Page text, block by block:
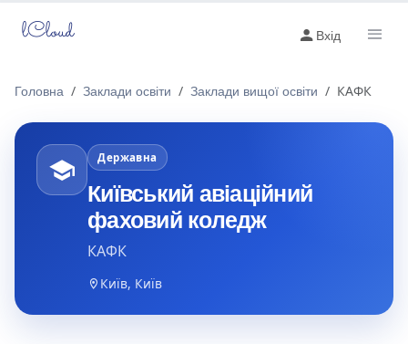
lCloud Вхід
Головна Заклади освіти Заклади вищої освіти КАФК
Державна
Київський авіаційний
фаховий коледж
КАФК
Київ, Київ